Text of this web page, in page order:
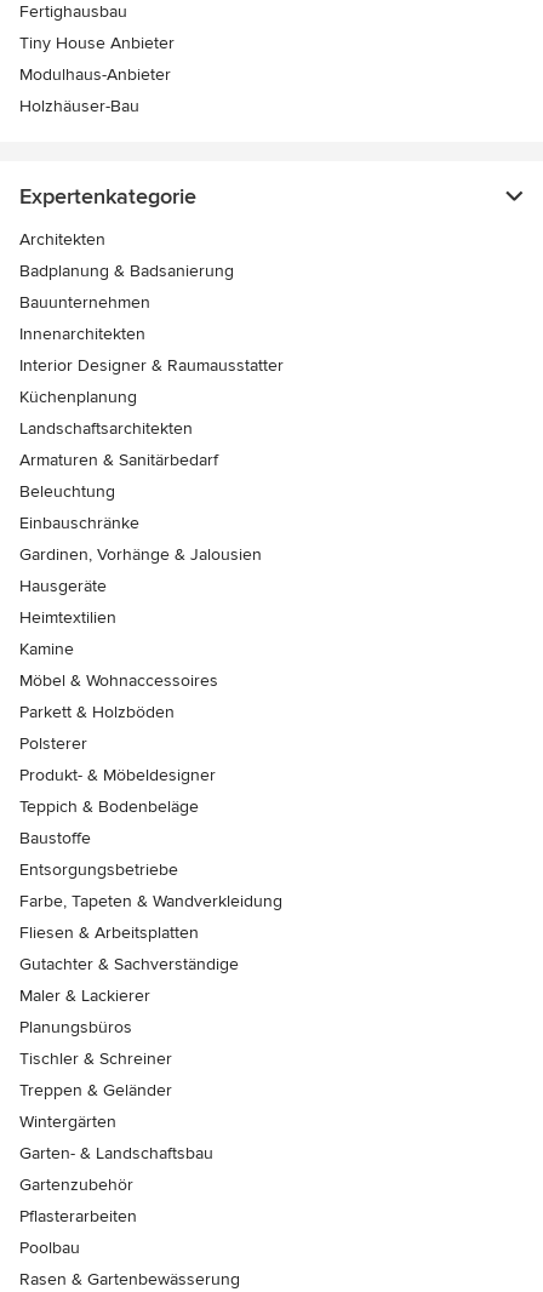
Fertighausbau
Tiny House Anbieter
Modulhaus-Anbieter
Holzhäuser-Bau
Expertenkategorie
Architekten
Badplanung & Badsanierung
Bauunternehmen
Innenarchitekten
Interior Designer & Raumausstatter
Küchenplanung
Landschaftsarchitekten
Armaturen & Sanitärbedarf
Beleuchtung
Einbauschränke
Gardinen, Vorhänge & Jalousien
Hausgeräte
Heimtextilien
Kamine
Möbel & Wohnaccessoires
Parkett & Holzböden
Polsterer
Produkt- & Möbeldesigner
Teppich & Bodenbeläge
Baustoffe
Entsorgungsbetriebe
Farbe, Tapeten & Wandverkleidung
Fliesen & Arbeitsplatten
Gutachter & Sachverständige
Maler & Lackierer
Planungsbüros
Tischler & Schreiner
Treppen & Geländer
Wintergärten
Garten- & Landschaftsbau
Gartenzubehör
Pflasterarbeiten
Poolbau
Rasen & Gartenbewässerung